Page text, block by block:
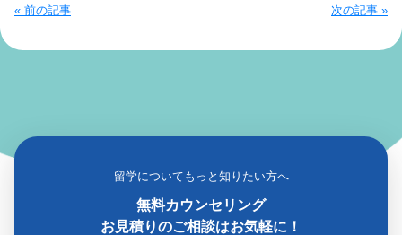
« 前の記事 次の記事 »
留学についてもっと知りたい方へ
無料カウンセリング
お見積りのご相談はお気軽に！